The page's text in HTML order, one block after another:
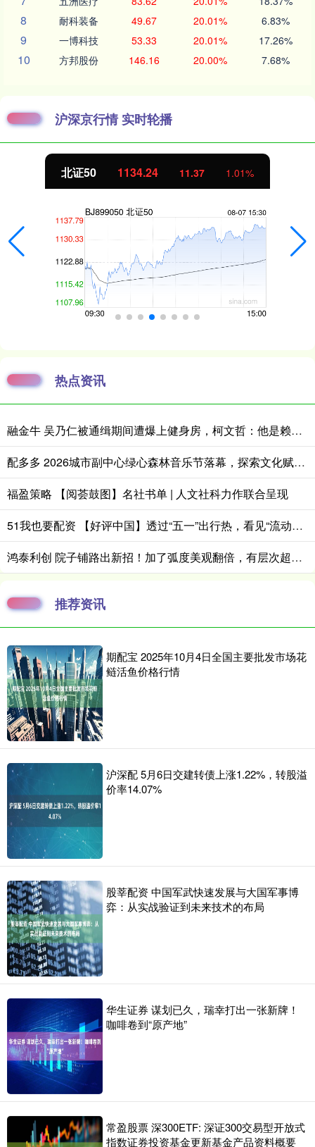
8 耐科装备 49.67 20.01% 6.83%
9 一博科技 53.33 20.01% 17.26%
10 方邦股份 146.16 20.00% 7.68%
沪深京行情 实时轮播
北证50 1134.24 11.37 1.01%
热点资讯
融金牛 吴乃仁被通缉期间遭爆上健身房，柯文哲：他是赖清德干爹，我怎跟他比
配多多 2026城市副中心绿心森林音乐节落幕，探索文化赋能城市发展新路径
福盈策略 【阅荟鼓图】名社书单 | 人文社科力作联合呈现
51我也要配资 【好评中国】透过“五一”出行热，看见“流动中国”的活力与韧性
鸿泰利创 院子铺路出新招！加了弧度美观翻倍，有层次超适合 “布景”！_瓦片_地面_装修
推荐资讯
期配宝 2025年10月4日全国主要批发市场花
鲢活鱼价格行情
沪深配 5月6日交建转债上涨1.22%，转股溢
价率14.07%
股莘配资 中国军武快速发展与大国军事博
弈：从实战验证到未来技术的布局
华生证券 谋划已久，瑞幸打出一张新牌！
咖啡卷到“原产地”
常盈股票 深300ETF: 深证300交易型开放式
指数证券投资基金更新基金产品资料概要